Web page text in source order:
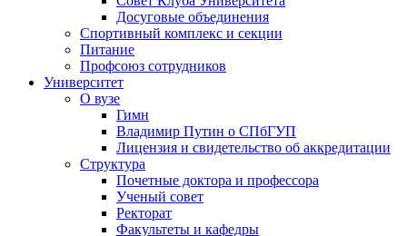
Досуговые объединения
Спортивный комплекс и секции
Питание
Профсоюз сотрудников
Университет
О вузе
Гимн
Владимир Путин о СПбГУП
Лицензия и свидетельство об аккредитации
Структура
Почетные доктора и профессора
Ученый совет
Ректорат
Факультеты и кафедры